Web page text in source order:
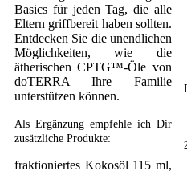
Basics für jeden Tag, die alle
Eltern griffbereit haben sollten.
Entdecken Sie die unendlichen
Möglichkeiten, wie die
ätherischen CPTG™-Öle von
doTERRA Ihre Familie
unterstützen können.
Als Ergänzung empfehle ich Dir
zusätzliche Produkte:
fraktioniertes Kokosöl 115 ml,